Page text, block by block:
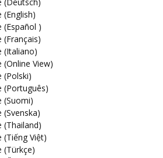
(English)
(Español )
(Français)
(Italiano)
(Online View)
(Polski)
(Português)
(Suomi)
(Svenska)
(Thailand)
(Tiếng Việt)
(Türkçe)